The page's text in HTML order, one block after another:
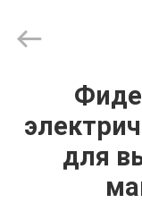
TECHNOLOGY
LIMITED.
для